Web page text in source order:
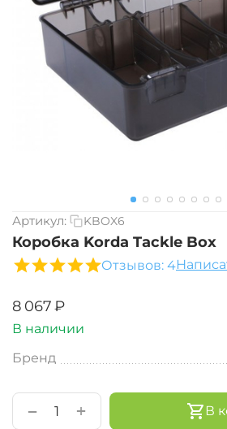
Артикул: KBOX6
Коробка Korda Tackle Box
Отзывов: 4
‍8 067‍₽
В наличии
Бренд
+
−
В